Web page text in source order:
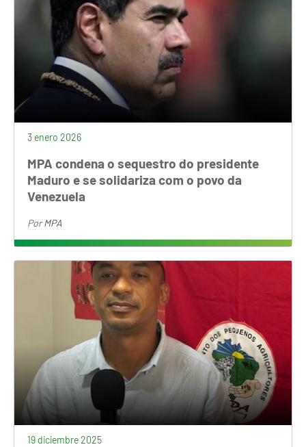
3 enero 2026
MPA condena o sequestro do presidente
Maduro e se solidariza com o povo da
Venezuela
PorMPA
19 diciembre 2025